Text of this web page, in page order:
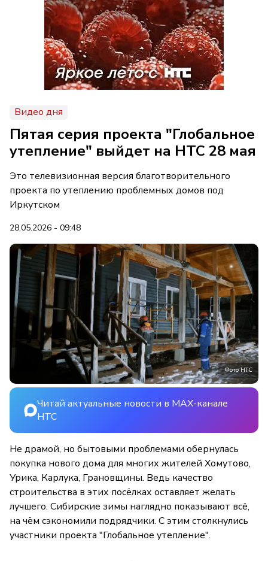
Видео дня
Пятая серия проекта "Глобальное
утепление" выйдет на НТС 28 мая
Это телевизионная версия благотворительного
проекта по утеплению проблемных домов под
Иркутском
28.05.2026 - 09:48
Фото НТС
Читай актуальные новости в MAX-канале
НТС
Не драмой, но бытовыми проблемами обернулась
покупка нового дома для многих жителей Хомутово,
Урика, Карлука, Грановщины. Ведь качество
строительства в этих посёлках оставляет желать
лучшего. Сибирские зимы наглядно показывают всё,
на чём сэкономили подрядчики. С этим столкнулись
участники проекта "Глобальное утепление".